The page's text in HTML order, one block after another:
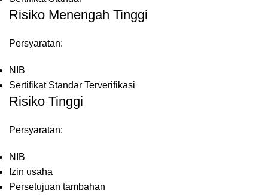
Risiko Menengah Tinggi
Persyaratan:
NIB
Sertifikat Standar Terverifikasi
Risiko Tinggi
Persyaratan:
NIB
Izin usaha
Persetujuan tambahan